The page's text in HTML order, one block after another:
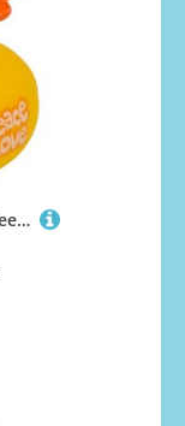
MIJOMA Quietsche-Ente Badeente | Niedliche Schwimmenten für Kinder & Erwachsene | Hochwertiges, langlebiges Material | ca. 10 cm (Hippie)